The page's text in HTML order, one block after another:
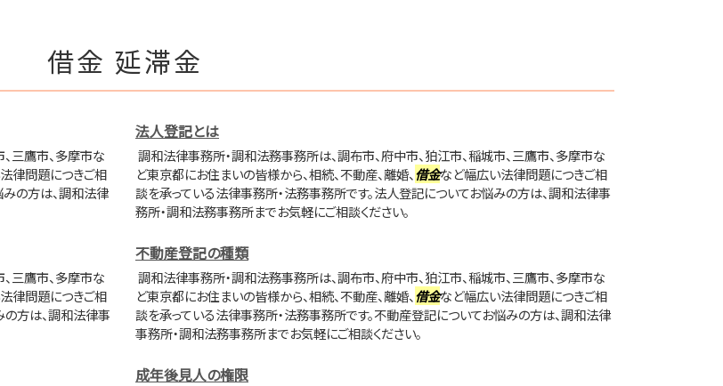
借金 延滞金
三鷹市、多摩市な
律問題につきご相
の方は、調和法律
法人登記とは
調和法律事務所・調和法務事務所は、調布市、府中市、狛江市、稲城市、三鷹市、多摩市な
ど東京都にお住まいの皆様から、相続、不動産、離婚、借金など幅広い法律問題につきご相
談を承っている法律事務所・法務事務所です。法人登記についてお悩みの方は、調和法律事
務所・調和法務事務所までお気軽にご相談ください。
三鷹市、多摩市な
律問題につきご相
の方は、調和法律事
不動産登記の種類
調和法律事務所・調和法務事務所は、調布市、府中市、狛江市、稲城市、三鷹市、多摩市な
ど東京都にお住まいの皆様から、相続、不動産、離婚、借金など幅広い法律問題につきご相
談を承っている法律事務所・法務事務所です。不動産登記についてお悩みの方は、調和法律
事務所・調和法務事務所までお気軽にご相談ください。
成年後見人の権限